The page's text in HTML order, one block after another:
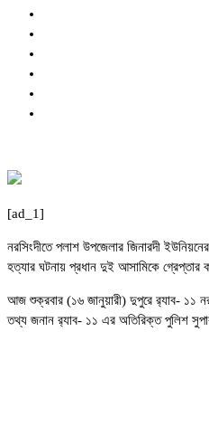
[ad_1]
নরসিংদীতে পলাশ উপজেলার জিনারদী
হত্যার ঘটনায় প্রধান দুই আসামিকে গ্রেপ্তার
আজ শুক্রবার (১৬ জানুয়ারী) দুপুরে র‍্যাব- ১১
তথ্য জনান র‍্যাব- ১১ এর অতিরিক্ত পুলিশ